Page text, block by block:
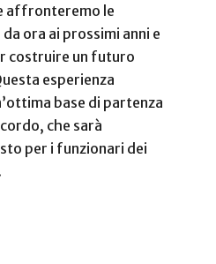
affronteremo le
ora ai prossimi anni e
costruire un futuro
esperienza
base di partenza
che sarà
per i funzionari dei